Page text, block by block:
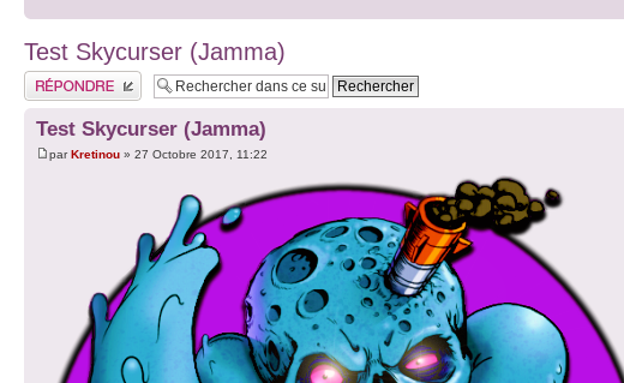
Test Skycurser (Jamma)
Publier une réponse
Test Skycurser (Jamma)
parKretinou » 27 Octobre 2017, 11:22